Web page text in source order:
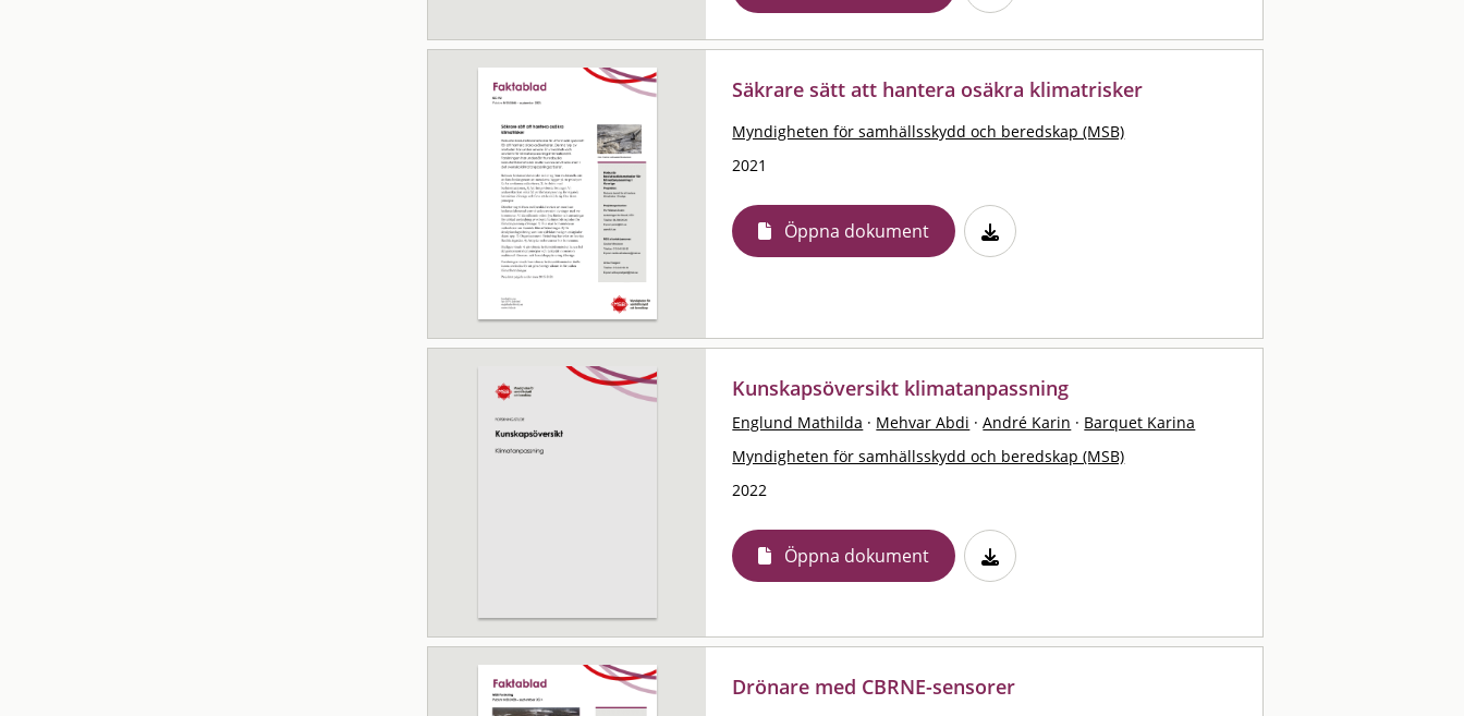
Säkrare sätt att hantera osäkra klimatrisker
Myndigheten för samhällsskydd och beredskap (MSB)
2021
Öppna dokument
Kunskapsöversikt klimatanpassning
Englund Mathilda · Mehvar Abdi · André Karin · Barquet Karina
Myndigheten för samhällsskydd och beredskap (MSB)
2022
Öppna dokument
Drönare med CBRNE-sensorer